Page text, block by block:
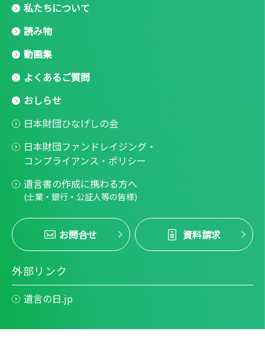
私たちについて
読み物
動画集
よくあるご質問
おしらせ
日本財団ひなげしの会
日本財団ファンドレイジング・
コンプライアンス・ポリシー
遺言書の作成に携わる方へ
(士業・銀行・公証人等の皆様)
お問合せ 資料請求
外部リンク
遺言の日.jp